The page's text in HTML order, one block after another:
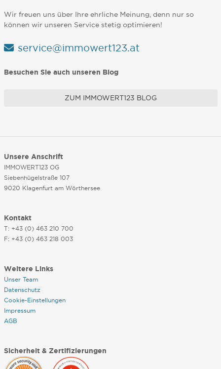
Wir freuen uns über Ihre ehrliche Meinung, denn nur so
können wir unseren Service stetig optimieren!
service@immowert123.at
Besuchen Sie auch unseren Blog
ZUM IMMOWERT123 BLOG
Unsere Anschrift
IMMOWERT123 OG
Siebenhügelstraße 107
9020 Klagenfurt am Wörthersee
Kontakt
T: +43 (0) 463 210 700
F: +43 (0) 463 218 003
Weitere Links
Unser Team
Datenschutz
Cookie-Einstellungen
Impressum
AGB
Sicherheit & Zertifizierungen